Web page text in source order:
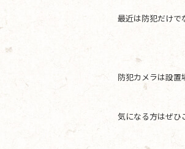
最近は防犯だけで
防犯カメラは設置
気になる方はぜひ